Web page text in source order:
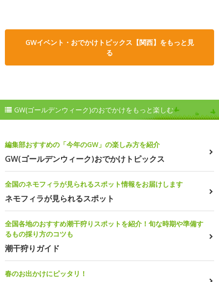
GWイベント・おでかけトピックス【関西】をもっと見
る
GW(ゴールデンウィーク)のおでかけをもっと楽しむ
編集部おすすめの「今年のGW」の楽しみ方を紹介
GW(ゴールデンウィーク)おでかけトピックス
全国のネモフィラが見られるスポット情報をお届けします
ネモフィラが見られるスポット
全国各地のおすすめ潮干狩りスポットを紹介！旬な時期や準備す
るもの採り方のコツも
潮干狩りガイド
春のお出かけにピッタリ！